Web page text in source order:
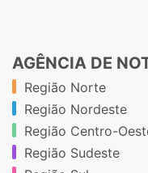
AGÊNCIA DE
Região Norte
Região Nordeste
Região Centro-
Região Sudeste